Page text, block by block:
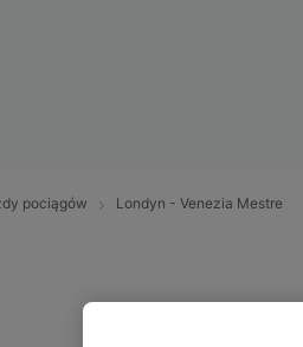
pociągów Londyn - Venezia Mestre